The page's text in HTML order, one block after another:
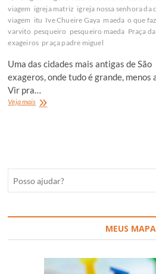
viagem igreja matriz igreja nossa senhora da
viagem itu Ive Chueire Gaya maeda o que
varvito pesqueiro pesqueiro maeda Praça
exageiros praça padre miguel
Uma das cidades mais antigas de
exageros, onde tudo é grande, menos
Vir pra…
Veja maisO
MEUS